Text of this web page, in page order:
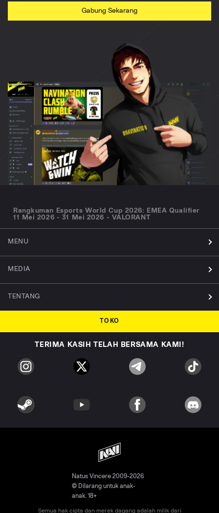
Gabung Sekarang
Rangkuman Esports World Cup 2026: EMEA Qualifier
11 Mei 2026 - 31 Mei 2026 - VALORANT
MENU
MEDIA
TENTANG
TOKO
TERIMA KASIH TELAH BERSAMA KAMI!
Natus Vincere 2009-2026
© Dilarang untuk anak-
anak. 18+
Semua hak cipta dan merek dagang adalah milik dari